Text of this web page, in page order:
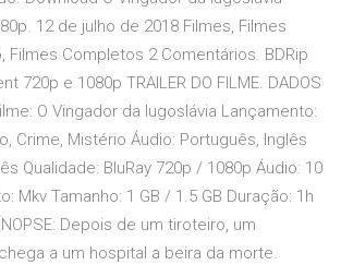
12 de julho de 2018 Filmes, Filmes
Filmes Completos 2 Comentários. BDRip
720p e 1080p TRAILER DO FILME. DADOS
O Vingador da Iugoslávia Lançamento:
Crime, Mistério Áudio: Português, Inglês
Qualidade: BluRay 720p / 1080p Áudio: 10
Mkv Tamanho: 1 GB / 1.5 GB Duração: 1h
Depois de um tiroteiro, um
a um hospital a beira da morte.